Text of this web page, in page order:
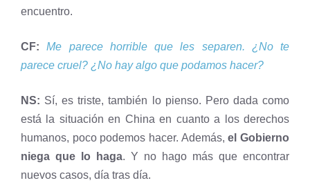
encuentro.
CF:
Me parece horrible que les separen. ¿No te
parece cruel? ¿No hay algo que podamos hacer?
NS: Sí, es triste, también lo pienso. Pero dada como
está la situación en China en cuanto a los derechos
humanos, poco podemos hacer. Además,el Gobierno
niega que lo haga. Y no hago más que encontrar
nuevos casos, día tras día.